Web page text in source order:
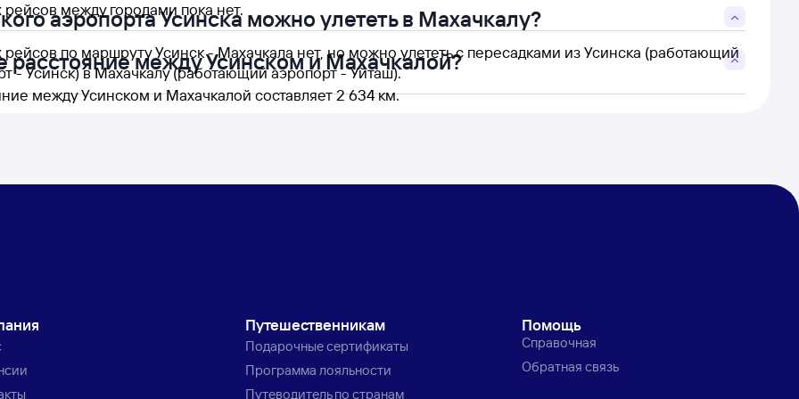
между городами пока нет.
аэропорта Усинска можно улететь в Махачкалу?
по маршруту Усинск - Махачкала нет, но можно улететь с пересадками из Усинска (работающий
- Усинск) в Махачкалу (работающий аэропорт - Уйташ).
расстояние между Усинском и Махачкалой?
между Усинском и Махачкалой составляет 2 634 км.
Путешественникам
Подарочные сертификаты
Программа лояльности
Путеводитель по странам
Помощь
Справочная
Обратная связь